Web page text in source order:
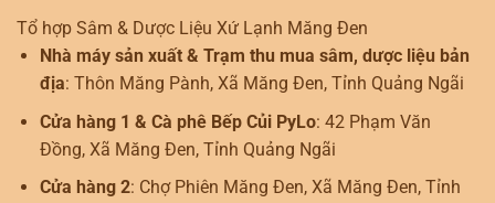
Tổ hợp Sâm & Dược Liệu Xứ Lạnh Măng Đen
Nhà máy sản xuất & Trạm thu mua sâm, dược liệu bản
địa: Thôn Măng Pành, Xã Măng Đen, Tỉnh Quảng Ngãi
Cửa hàng 1 & Cà phê Bếp Củi PyLo: 42 Phạm Văn
Đồng, Xã Măng Đen, Tỉnh Quảng Ngãi
Cửa hàng 2: Chợ Phiên Măng Đen, Xã Măng Đen, Tỉnh